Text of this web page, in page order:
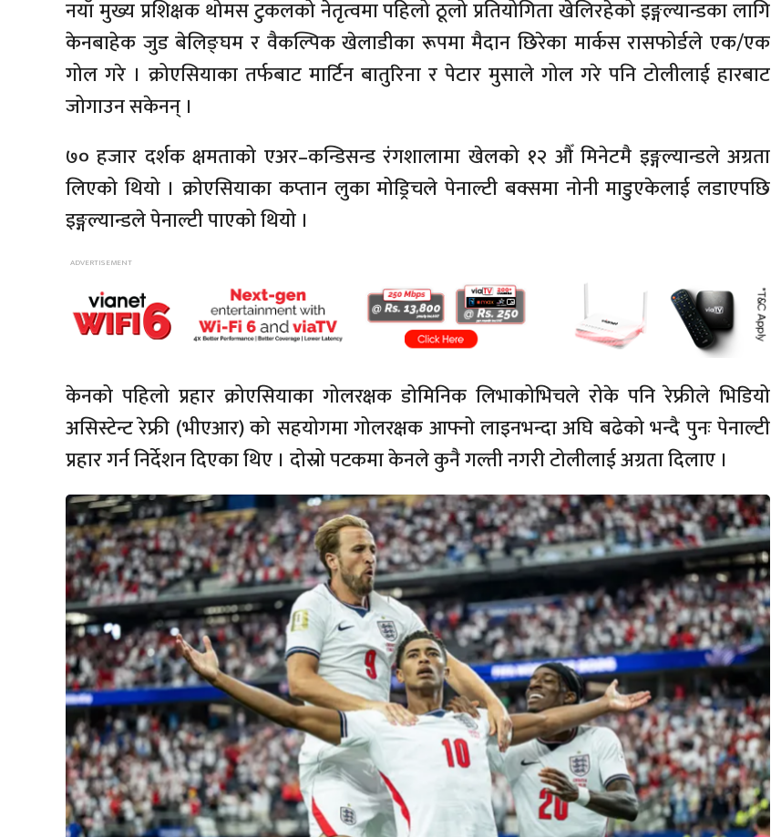
नयाँ मुख्य प्रशिक्षक थोमस टुकलको नेतृत्वमा पहिलो ठूलो प्रतियोगिता खेलिरहेको इङ्गल्यान्डका लागि
केनबाहेक जुड बेलिङ्घम र वैकल्पिक खेलाडीका रूपमा मैदान छिरेका मार्कस रासफोर्डले एक/एक
गोल गरे । क्रोएसियाका तर्फबाट मार्टिन बातुरिना र पेटार मुसाले गोल गरे पनि टोलीलाई हारबाट
जोगाउन सकेनन् ।
७० हजार दर्शक क्षमताको एअर–कन्डिसन्ड रंगशालामा खेलको १२ औँ मिनेटमै इङ्गल्यान्डले अग्रता
लिएको थियो । क्रोएसियाका कप्तान लुका मोड्रिचले पेनाल्टी बक्समा नोनी माडुएकेलाई लडाएपछि
इङ्गल्यान्डले पेनाल्टी पाएको थियो ।
केनको पहिलो प्रहार क्रोएसियाका गोलरक्षक डोमिनिक लिभाकोभिचले रोके पनि रेफ्रीले भिडियो
असिस्टेन्ट रेफ्री (भीएआर) को सहयोगमा गोलरक्षक आफ्नो लाइनभन्दा अघि बढेको भन्दै पुनः पेनाल्टी
प्रहार गर्न निर्देशन दिएका थिए । दोस्रो पटकमा केनले कुनै गल्ती नगरी टोलीलाई अग्रता दिलाए ।